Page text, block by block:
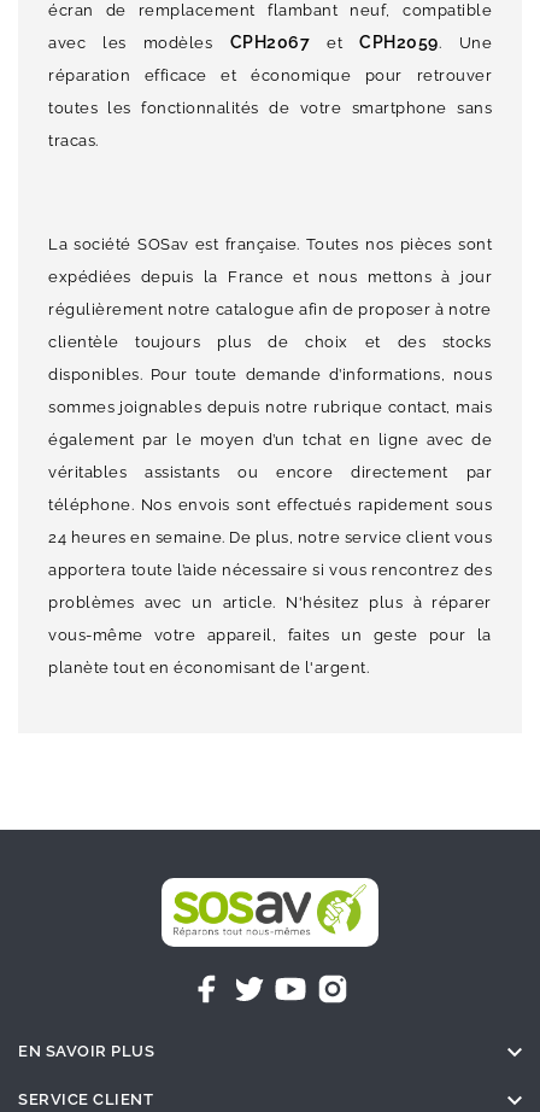
écran de remplacement flambant neuf, compatible
avec les modèles CPH2067 etCPH2059. Une
réparation efficace et économique pour retrouver
toutes les fonctionnalités de votre smartphone sans
tracas.
La société SOSav est française. Toutes nos pièces sont
expédiées depuis la France et nous mettons à jour
régulièrement notre catalogue afin de proposer à notre
clientèle toujours plus de choix et des stocks
disponibles. Pour toute demande d’informations, nous
sommes joignables depuis notre rubrique contact, mais
également par le moyen d’un tchat en ligne avec de
véritables assistants ou encore directement par
téléphone. Nos envois sont effectués rapidement sous
24 heures en semaine. De plus, notre service client vous
apportera toute l’aide nécessaire si vous rencontrez des
problèmes avec un article. N'hésitez plus à réparer
vous-même votre appareil, faites un geste pour la
planète tout en économisant de l'argent.
EN SAVOIR PLUS 
SERVICE CLIENT 